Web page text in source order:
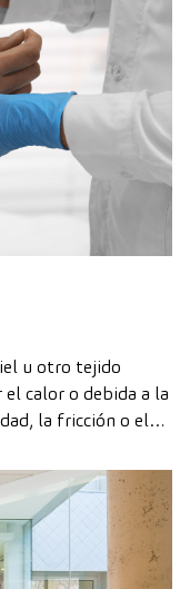
u otro tejido
calor o debida a la
la fricción o el